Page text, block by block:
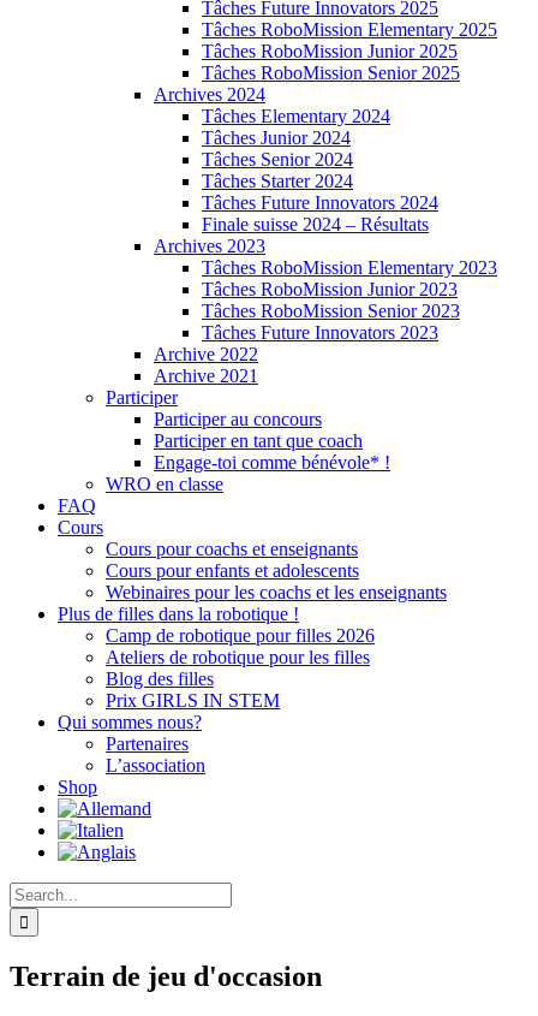
Tâches Future Innovators 2025
Tâches RoboMission Elementary 2025
Tâches RoboMission Junior 2025
Tâches RoboMission Senior 2025
Archives 2024
Tâches Elementary 2024
Tâches Junior 2024
Tâches Senior 2024
Tâches Starter 2024
Tâches Future Innovators 2024
Finale suisse 2024 – Résultats
Archives 2023
Tâches RoboMission Elementary 2023
Tâches RoboMission Junior 2023
Tâches RoboMission Senior 2023
Tâches Future Innovators 2023
Archive 2022
Archive 2021
Participer
Participer au concours
Participer en tant que coach
Engage-toi comme bénévole* !
WRO en classe
FAQ
Cours
Cours pour coachs et enseignants
Cours pour enfants et adolescents
Webinaires pour les coachs et les enseignants
Plus de filles dans la robotique !
Camp de robotique pour filles 2026
Ateliers de robotique pour les filles
Blog des filles
Prix GIRLS IN STEM
Qui sommes nous?
Partenaires
L’association
Shop
Search
for:
Terrain de jeu d'occasion